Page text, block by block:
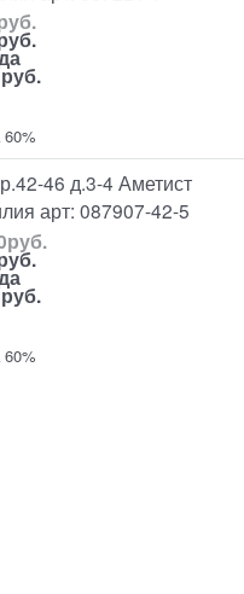
46 д.3-4 Аметист
арт: 087907-42-5
руб.